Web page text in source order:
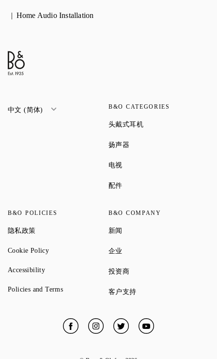
Home Audio Installation
中文 (简体) B&O CATEGORIES
头戴式耳机
扬声器
电视
配件Link Opens in New Tab
B&O POLICIES
隐私政策Link Opens in New Tab
Cookie PolicyLink Opens in New Tab
AccessibilityLink Opens in New Tab
Policies and TermsLink Opens in New Tab
B&O COMPANY
新闻
企业
投资商Link Opens in New Tab
客户支持Link Opens in New Tab
FacebookLink Opens in New Tab
InstagramLink Opens in New Tab
TwitterLink Opens in New Tab
YouTubeLink Opens in New